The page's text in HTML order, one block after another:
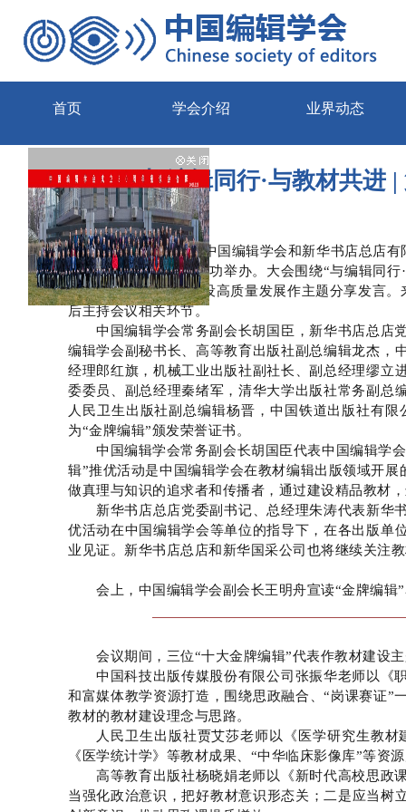
首页 学会介绍 业界动态
与编辑同行·与教材共进
8月20日上午，由中国编辑学会和新华书店总店
大会在新华书店总店成功举办。大会围绕“与编辑同
牌编辑”代表就教材建设高质量发展作主题分享发言
后主持会议相关环节。
中国编辑学会常务副会长胡国臣， 新华书店总店
编辑学会副秘书长、高等教育出版社副总编辑龙杰，
经理郎红旗，机械工业出版社副社长、副总经理缪立
委委员、副总经理秦绪军，清华大学出版社常务副总
人民卫生出版社副总编辑杨晋，中国铁道出版社有
为“金牌编辑”颁发荣誉证书。
中国编辑学会常务副会长胡国臣代表中国编辑学
辑”推优活动是中国编辑学会在教材编辑出版领域开
做真理与知识的追求者和传播者，通过建设精品教材
新华书店总店党委副书记、总经理朱涛代表新华
优活动在中国编辑学会等单位的指导下，在各出版单
业见证。新华书店总店和新华国采公司也将继续关注
会上，中国编辑学会副会长王明舟宣读“金牌编
会议期间，三位“十大金牌编辑”代表作教材建设
中国科技出版传媒股份有限公司张振华老师以《
和富媒体教学资源打造，围绕思政融合、“岗课赛证”
教材的教材建设理念与思路。
人民卫生出版社贾艾莎老师以《医学研究生教
《医学统计学》等教材成果、“中华临床影像库”等
高等教育出版社杨晓娟老师以《新时代高校思政
当强化政治意识，把好教材意识形态关；二是应当树